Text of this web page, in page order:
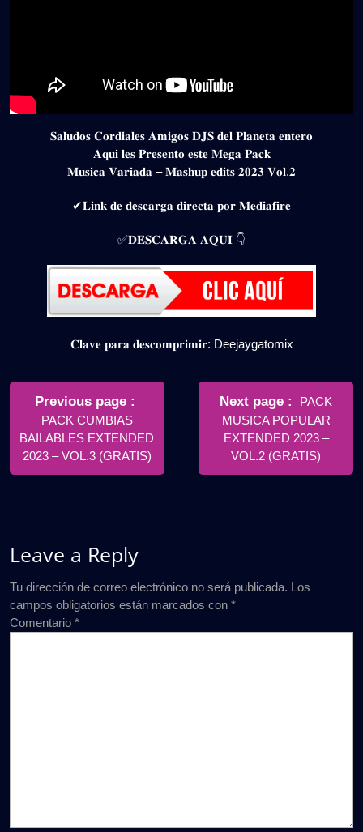
𝐒𝐚𝐥𝐮𝐝𝐨𝐬 𝐂𝐨𝐫𝐝𝐢𝐚𝐥𝐞𝐬 𝐀𝐦𝐢𝐠𝐨𝐬 𝐃𝐉𝐒 𝐝𝐞𝐥 𝐏𝐥𝐚𝐧𝐞𝐭𝐚 𝐞𝐧𝐭𝐞𝐫𝐨
𝐀𝐪𝐮𝐢 𝐥𝐞𝐬 𝐏𝐫𝐞𝐬𝐞𝐧𝐭𝐨 𝐞𝐬𝐭𝐞 𝐌𝐞𝐠𝐚 𝐏𝐚𝐜𝐤
𝐌𝐮𝐬𝐢𝐜𝐚 𝐕𝐚𝐫𝐢𝐚𝐝𝐚 – 𝐌𝐚𝐬𝐡𝐮𝐩 𝐞𝐝𝐢𝐭𝐬 𝟐𝟎𝟐𝟑 𝐕𝐨𝐥.𝟐
✔𝐋𝐢𝐧𝐤 𝐝𝐞 𝐝𝐞𝐬𝐜𝐚𝐫𝐠𝐚 𝐝𝐢𝐫𝐞𝐜𝐭𝐚 𝐩𝐨𝐫 𝐌𝐞𝐝𝐢𝐚𝐟𝐢𝐫𝐞
✅𝐃𝐄𝐒𝐂𝐀𝐑𝐆𝐀 𝐀𝐐𝐔𝐈 👇
𝐂𝐥𝐚𝐯𝐞 𝐩𝐚𝐫𝐚 𝐝𝐞𝐬𝐜𝐨𝐦𝐩𝐫𝐢𝐦𝐢𝐫: Deejaygatomix
Navegación
entradas
Previous page
PACK CUMBIAS
BAILABLES EXTENDED
2023 – VOL.3 (GRATIS)
Next page
Newer
Posts
PACK
MUSICA POPULAR
EXTENDED 2023 –
VOL.2 (GRATIS)
Leave a Reply
Tu dirección de correo electrónico no será publicada. Los
campos obligatorios están marcados con *
Comentario *